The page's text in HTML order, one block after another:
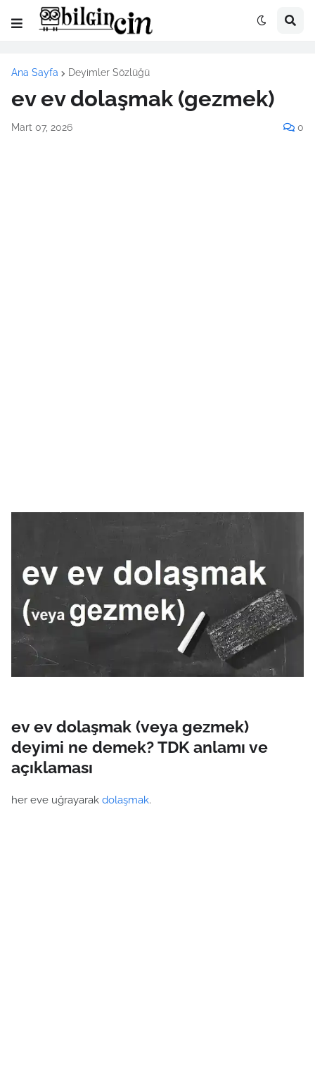
Ana Sayfa Deyimler Sözlüğü
ev ev dolaşmak (gezmek)
Mart 07, 2026 0
ev ev dolaşmak (veya gezmek)
deyimi ne demek? TDK anlamı ve
açıklaması
her eve uğrayarak dolaşmak.